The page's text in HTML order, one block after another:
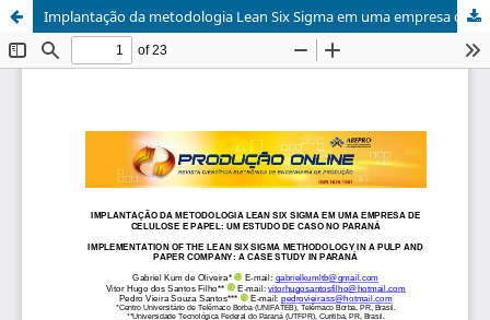
Implantação da metodologia Lean Six Sigma em uma empresa de celulose e papel